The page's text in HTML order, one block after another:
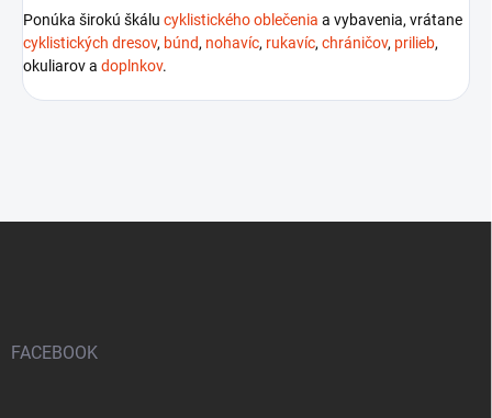
Ponúka širokú škálu cyklistického oblečenia a vybavenia, vrátane
cyklistických dresov, búnd, nohavíc, rukavíc, chráničov, prilieb,
okuliarov a doplnkov.
FACEBOOK